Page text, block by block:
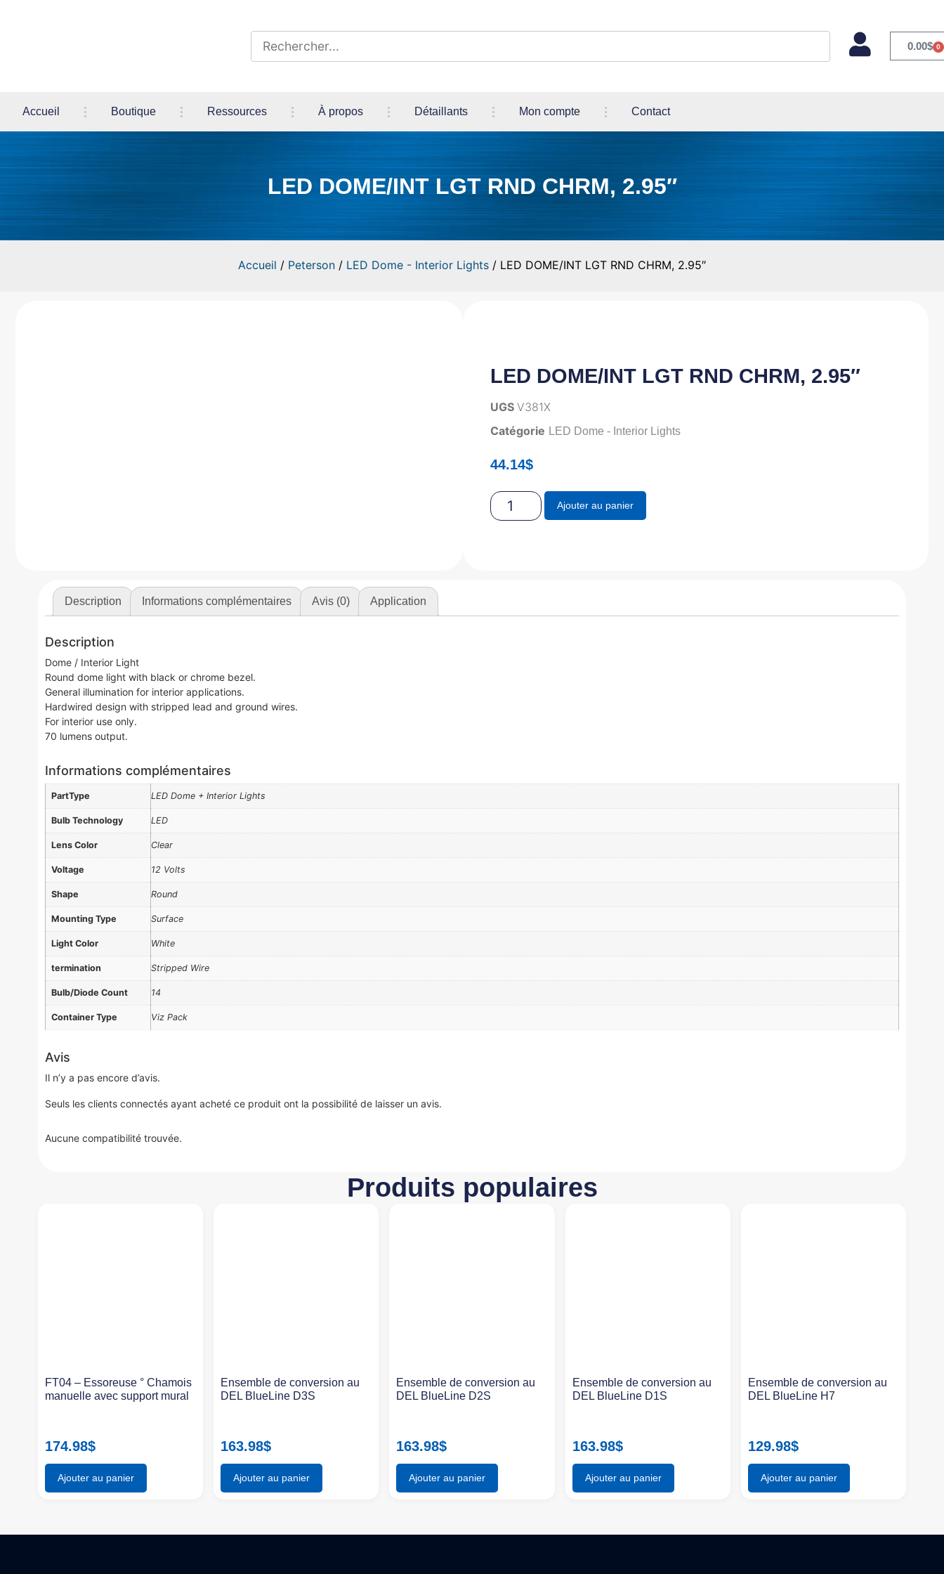
0.00$ 0
Accueil Boutique Ressources À propos Détaillants Mon compte Contact
LED DOME/INT LGT RND CHRM, 2.95″
Accueil / Peterson / LED Dome - Interior Lights / LED DOME/INT LGT RND CHRM, 2.95″
LED DOME/INT LGT RND CHRM, 2.95″
UGS V381X
Catégorie LED Dome - Interior Lights
44.14$
Ajouter au panier
Description Informations complémentaires Avis (0) Application
Description
Dome / Interior Light
Round dome light with black or chrome bezel.
General illumination for interior applications.
Hardwired design with stripped lead and ground wires.
For interior use only.
70 lumens output.
Informations complémentaires
PartType LED Dome + Interior Lights
Bulb Technology LED
Lens Color Clear
Voltage 12 Volts
Shape Round
Mounting Type Surface
Light Color White
termination Stripped Wire
Bulb/Diode Count 14
Container Type Viz Pack
Avis
Il n’y a pas encore d’avis.
Seuls les clients connectés ayant acheté ce produit ont la possibilité de laisser un avis.
Aucune compatibilité trouvée.
Produits populaires
FT04 – Essoreuse ° Chamois
manuelle avec support mural
174.98$
Ajouter au panier
Ensemble de conversion au
DEL BlueLine D3S
163.98$
Ajouter au panier
Ensemble de conversion au
DEL BlueLine D2S
163.98$
Ajouter au panier
Ensemble de conversion au
DEL BlueLine D1S
163.98$
Ajouter au panier
Ensemble de conversion au
DEL BlueLine H7
129.98$
Ajouter au panier